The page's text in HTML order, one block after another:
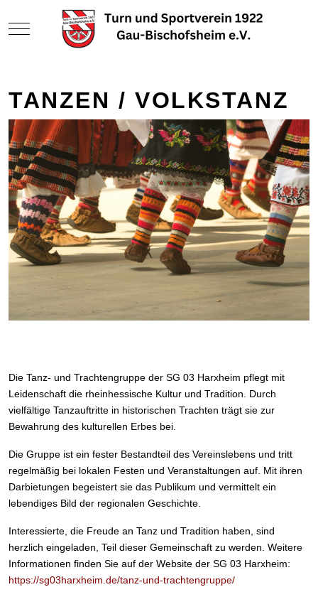
Mobile Menu Toggle
TANZEN / VOLKSTANZ
Die Tanz- und Trachtengruppe der SG 03 Harxheim pflegt mit
Leidenschaft die rheinhessische Kultur und Tradition.
Durch
vielfältige Tanzauftritte in historischen Trachten trägt sie zur
Bewahrung des kulturellen Erbes bei.
Die Gruppe ist ein fester Bestandteil des Vereinslebens und tritt
regelmäßig bei lokalen Festen und Veranstaltungen auf. Mit ihren
Darbietungen begeistert sie das Publikum und vermittelt ein
lebendiges Bild der regionalen Geschichte.
Interessierte, die Freude an Tanz und Tradition haben, sind
herzlich eingeladen, Teil dieser Gemeinschaft zu werden. Weitere
Informationen finden Sie auf der Website der SG 03 Harxheim:
https://sg03harxheim.de/tanz-und-trachtengruppe/